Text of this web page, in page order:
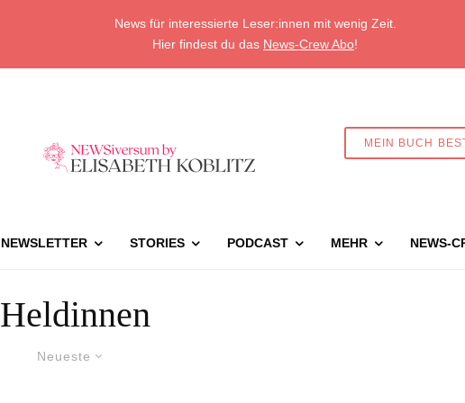
News für interessierte Leser:innen mit wenig Zeit.
Hier findest du das News-Crew Abo!
MEIN BUCH
NEWSLETTER STORIES PODCAST MEHR NEWS-
Heldinnen
Neueste